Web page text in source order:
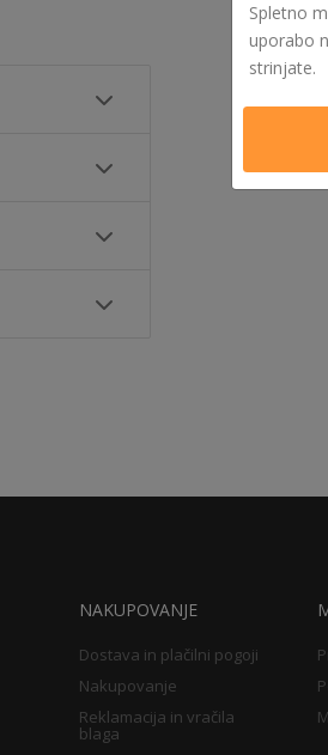
NAKUPOVANJE
Dostava in plačilni pogoji
Nakupovanje
Reklamacija in vračila
blaga
Spletno
uporabo
strinjate.